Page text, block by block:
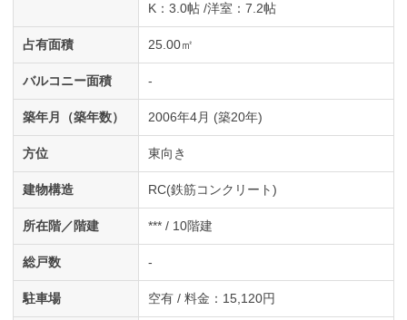
K ：3.0帖 洋室 ：7.2帖
占有面積 25.00㎡
バルコニー面積 -
築年月（築年数） 2006年4月 (築20年)
方位 東向き
建物構造 RC(鉄筋コンクリート)
所在階／階建 *** / 10階建
総戸数 -
駐車場 空有 / 料金：15,120円